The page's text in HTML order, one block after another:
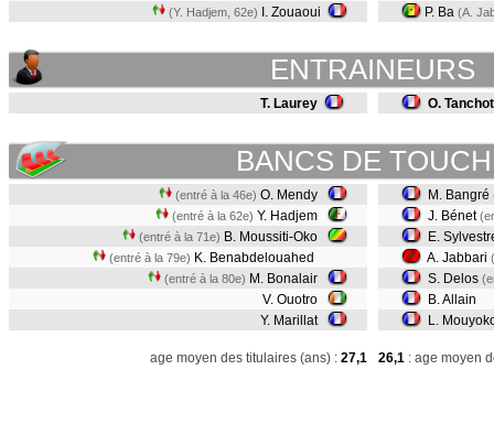
(Y. Hadjem, 62e) I. Zouaoui
P. Ba (A.
ENTRAINEURS
T. Laurey O. Tanchot
BANCS DE
(entré à la 46e) O. Mendy
(entré à la 62e) Y. Hadjem
(entré à la 71e) B. Moussiti-Oko
(entré à la 79e) K. Benabdelouahed
(entré à la 80e) M. Bonalair
V. Ouotro
Y. Marillat
M. Bangré
J. Bénet
E.
A. Jabbari
S. Delos
B. Allain
L.
age moyen des titulaires (ans) : 27,1 26,1 : age moyen